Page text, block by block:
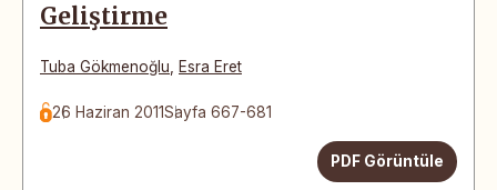
Geliştirme
Tuba Gökmenoğlu Esra Eret
26 Haziran 2011Sayfa 667-681
PDF Görüntüle